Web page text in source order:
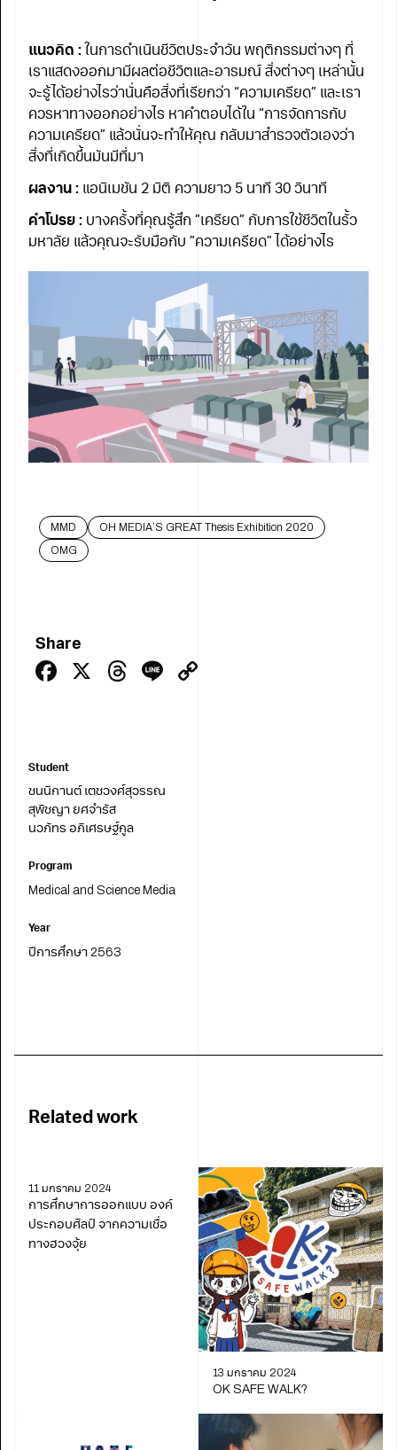
Student
ชนนิกานต์ เตชวงศ์สุวรรณ
สุพิชญา ยศจำรัส
นวภัทร อภิเศรษฐ์กูล
Program
Medical and Science Media
Year
ปีการศึกษา 2563
แนวคิด : ในการดำเนินชีวิตประจำวัน พฤติกรรมต่างๆ ที่
เราแสดงออกมามีผลต่อชีวิตและอารมณ์ สิ่งต่างๆ เหล่านั้น
จะรู้ได้อย่างไรว่านั่นคือสิ่งที่เรียกว่า “ความเครียด” และเรา
ควรหาทางออกอย่างไร หาคำตอบได้ใน “การจัดการกับ
ความเครียด” แล้วนั่นจะทำให้คุณ กลับมาสำรวจตัวเองว่า
สิ่งที่เกิดขึ้นมันมีที่มา
ผลงาน : แอนิเมชัน 2 มิติ ความยาว 5 นาที 30 วินาที
คำโปรย : บางครั้งที่คุณรู้สึก ”เครียด” กับการใช้ชีวิตในรั้ว
มหาลัย แล้วคุณจะรับมือกับ ”ความเครียด” ได้อย่างไร
MMD
OH MEDIA’S GREAT Thesis Exhibition 2020
OMG
Share
Facebook
X Threads
Line
Related work
11 มกราคม 2024
การศึกษาการออกแบบ องค์
ประกอบศิลป์ จากความเชื่อ
ทางฮวงจุ้ย
13 มกราคม 2024
OK SAFE WALK?